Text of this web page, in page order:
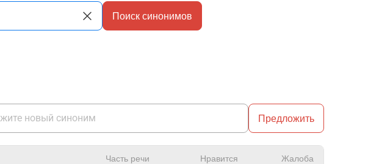
Поиск синонимов
Предложить
Часть речи Нравится Жалоба